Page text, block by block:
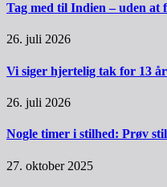
Tag med til Indien – uden at
26. juli 2026
Vi siger hjertelig tak for 13
26. juli 2026
Nogle timer i stilhed: Prøv
27. oktober 2025